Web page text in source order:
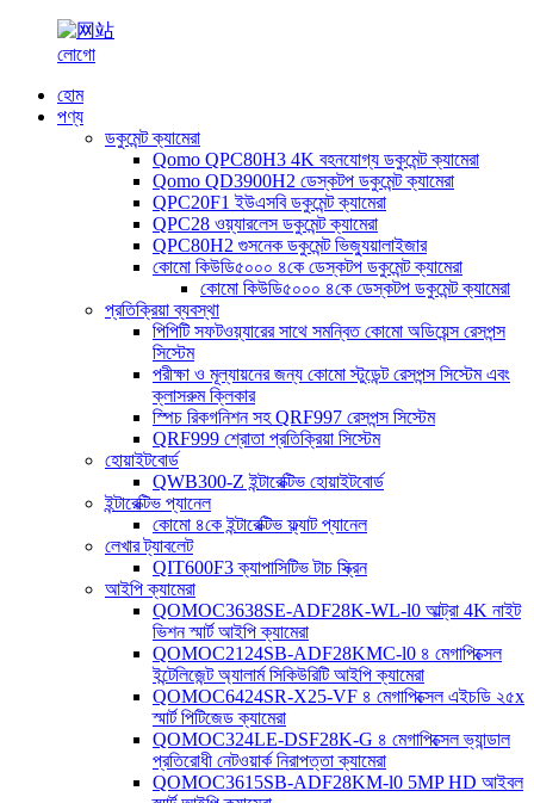
হোম
পণ্য
ডকুমেন্ট ক্যামেরা
Qomo QPC80H3 4K বহনযোগ্য ডকুমেন্ট ক্যামেরা
Qomo QD3900H2 ডেস্কটপ ডকুমেন্ট ক্যামেরা
QPC20F1 ইউএসবি ডকুমেন্ট ক্যামেরা
QPC28 ওয়্যারলেস ডকুমেন্ট ক্যামেরা
QPC80H2 গুসনেক ডকুমেন্ট ভিজ্যুয়ালাইজার
কোমো কিউডি৫০০০ ৪কে ডেস্কটপ ডকুমেন্ট ক্যামেরা
কোমো কিউডি৫০০০ ৪কে ডেস্কটপ ডকুমেন্ট ক্যামেরা
প্রতিক্রিয়া ব্যবস্থা
পিপিটি সফটওয়্যারের সাথে সমন্বিত কোমো অডিয়েন্স রেসপন্স
সিস্টেম
পরীক্ষা ও মূল্যায়নের জন্য কোমো স্টুডেন্ট রেসপন্স সিস্টেম এবং
ক্লাসরুম ক্লিকার
স্পিচ রিকগনিশন সহ QRF997 রেসপন্স সিস্টেম
QRF999 শ্রোতা প্রতিক্রিয়া সিস্টেম
হোয়াইটবোর্ড
QWB300-Z ইন্টারেক্টিভ হোয়াইটবোর্ড
ইন্টারেক্টিভ প্যানেল
কোমো ৪কে ইন্টারেক্টিভ ফ্ল্যাট প্যানেল
লেখার ট্যাবলেট
QIT600F3 ক্যাপাসিটিভ টাচ স্ক্রিন
আইপি ক্যামেরা
QOMOC3638SE-ADF28K-WL-l0 ​​আল্ট্রা 4K নাইট
ভিশন স্মার্ট আইপি ক্যামেরা
QOMOC2124SB-ADF28KMC-l0 ৪ মেগাপিক্সেল
ইন্টেলিজেন্ট অ্যালার্ম সিকিউরিটি আইপি ক্যামেরা
QOMOC6424SR-X25-VF ৪ মেগাপিক্সেল এইচডি ২৫x
স্মার্ট পিটিজেড ক্যামেরা
QOMOC324LE-DSF28K-G ৪ মেগাপিক্সেল ভ্যান্ডাল
প্রতিরোধী নেটওয়ার্ক নিরাপত্তা ক্যামেরা
QOMOC3615SB-ADF28KM-l0 5MP HD আইবল